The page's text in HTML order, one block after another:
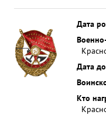
Дата
Дата
Кто